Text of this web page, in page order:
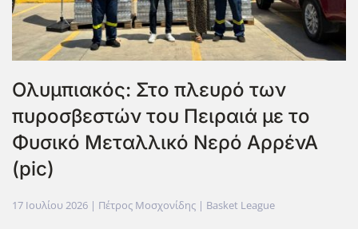
Ολυμπιακός: Στο πλευρό των
πυροσβεστών του Πειραιά με το
Φυσικό Μεταλλικό Νερό ΑρρένΑ
(pic)
17 Ιουλίου 2026 | Πέτρος Μοσχονίδης | Basket League